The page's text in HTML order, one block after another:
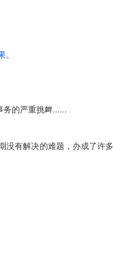
务的严重挑衅......
没有解决的难题，办成了许